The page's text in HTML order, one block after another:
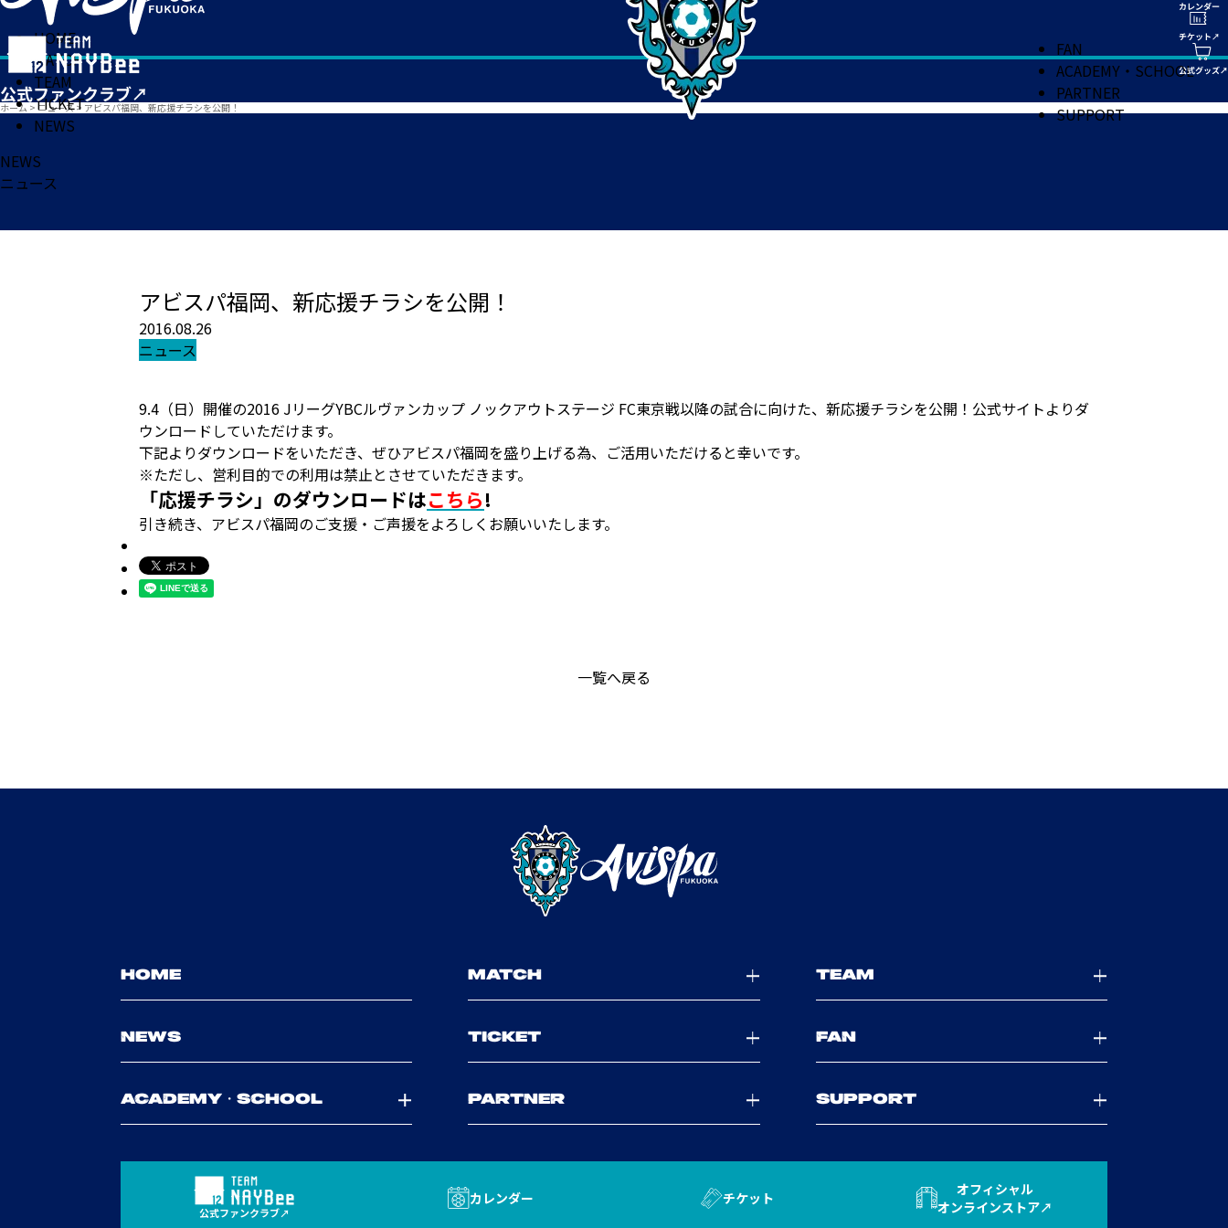
HOME
MATCH
TEAM
TICKET
NEWS
FAN
ACADEMY・SCHOOL
PARTNER
SUPPORT
ホーム > ニュース> アビスパ福岡、新応援チラシを公開！
NEWS
ニュース
アビスパ福岡、新応援チラシを公開！
2016.08.26
ニュース
9.4（日）開催の2016 JリーグYBCルヴァンカップ ノックアウトステージ FC東京戦以降の試合に向けた、新応援チラシを公開！公式サイトよりダ
ウンロードしていただけます。
下記よりダウンロードをいただき、ぜひアビスパ福岡を盛り上げる為、ご活用いただけると幸いです。
※ただし、営利目的での利用は禁止とさせていただきます。
「応援チラシ」のダウンロードはこちら!
引き続き、アビスパ福岡のご支援・ご声援をよろしくお願いいたします。
一覧へ戻る
HOME MATCH TEAM
NEWS TICKET FAN
ACADEMY・SCHOOL PARTNER SUPPORT
公式ファンクラブ
カレンダー チケット
オフィシャル
オンラインストア